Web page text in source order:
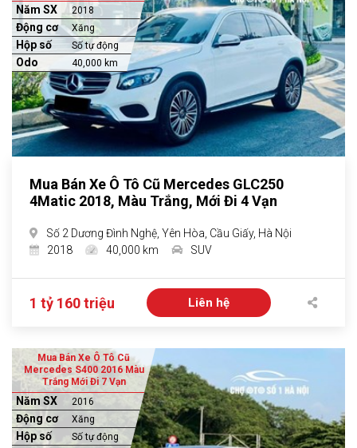
Năm SX 2018
Động cơ Xăng
Hộp số Số tự động
Odo 40,000 km
Mua Bán Xe Ô Tô Cũ Mercedes GLC250
4Matic 2018, Màu Trắng, Mới Đi 4 Vạn
Số 2 Dương Đình Nghệ, Yên Hòa, Cầu Giấy, Hà Nội
2018
40,000 km SUV
1 tỷ 160 triệu Liên hệ
Mua Bán Xe Ô Tô Cũ
Mercedes S400 2016 Màu
Trắng Mới Đi 7 Vạn
Năm SX 2016
Động cơ Xăng
Hộp số Số tự động